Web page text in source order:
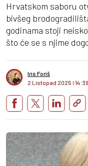
Hrvatskom saboru
bivšeg
godinama stoji
što će se s njime
Iris Foriš
2 Listopad 2025 I 14:39